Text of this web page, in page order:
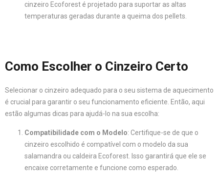
cinzeiro Ecoforest é projetado para suportar as altas
temperaturas geradas durante a queima dos pellets.
Como Escolher o Cinzeiro Certo
Selecionar o cinzeiro adequado para o seu sistema de aquecimento
é crucial para garantir o seu funcionamento eficiente. Então, aqui
estão algumas dicas para ajudá-lo na sua escolha:
Compatibilidade com o Modelo: Certifique-se de que o
cinzeiro escolhido é compatível com o modelo da sua
salamandra ou caldeira Ecoforest. Isso garantirá que ele se
encaixe corretamente e funcione como esperado.